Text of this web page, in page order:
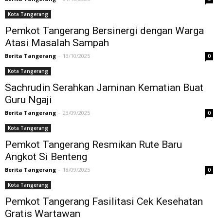
Kota Tangerang
Pemkot Tangerang Bersinergi dengan Warga
Atasi Masalah Sampah
Berita Tangerang - 13/10/2025 0
Kota Tangerang
Sachrudin Serahkan Jaminan Kematian Buat
Guru Ngaji
Berita Tangerang - 23/09/2025 0
Kota Tangerang
Pemkot Tangerang Resmikan Rute Baru
Angkot Si Benteng
Berita Tangerang - 18/09/2025 0
Kota Tangerang
Pemkot Tangerang Fasilitasi Cek Kesehatan
Gratis Wartawan